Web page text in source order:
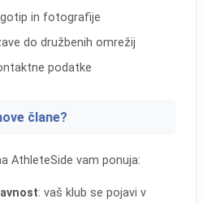
in fotografije
do družbenih omrežij
podatke
člane?
AthleteSide vam ponuja:
: vaš klub se pojavi v